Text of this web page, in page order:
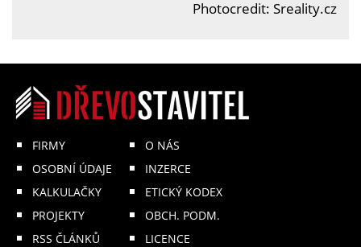
Photocredit: Sreality.cz
FIRMY
OSOBNÍ ÚDAJE
KALKULAČKY
PROJEKTY
RSS ČLÁNKŮ
O NÁS
INZERCE
ETICKÝ KODEX
OBCH. PODM.
LICENCE